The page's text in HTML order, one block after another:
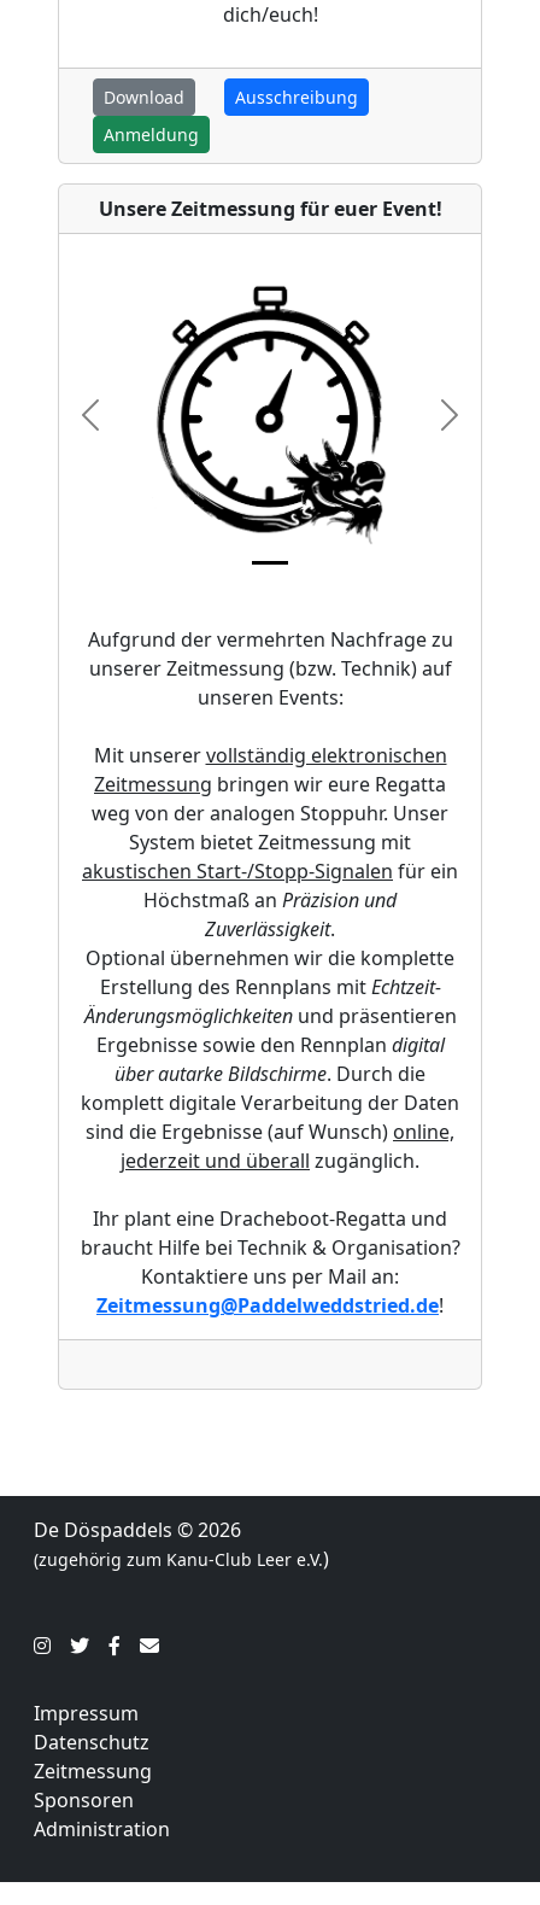
dich/euch!
Download
Ausschreibung
Anmeldung
Unsere Zeitmessung für euer Event!
Previous Next
Aufgrund der vermehrten Nachfrage zu
unserer Zeitmessung (bzw. Technik) auf
unseren Events:
Mit unserervollständig elektronischen
Zeitmessung bringen wir eure Regatta
weg von der analogen Stoppuhr. Unser
System bietet Zeitmessung mit
akustischen Start-/Stopp-Signalen für ein
Höchstmaß an Präzision und
Zuverlässigkeit.
Optional übernehmen wir die komplette
Erstellung des Rennplans mitEchtzeit-
Änderungsmöglichkeitenund präsentieren
Ergebnisse sowie den Rennplan digital
über autarke Bildschirme. Durch die
komplett digitale Verarbeitung der Daten
sind die Ergebnisse (auf Wunsch) online,
jederzeit und überall zugänglich.
Ihr plant eine Dracheboot-Regatta und
braucht Hilfe bei Technik & Organisation?
Kontaktiere uns per Mail an:
Zeitmessung@Paddelweddstried.de!
De Döspaddels © 2026
(zugehörig zum Kanu-Club Leer e.V.)
Impressum
Datenschutz
Zeitmessung
Sponsoren
Administration